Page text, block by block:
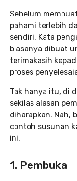
Sebelum
pahami terlebih
sendiri. Kata
biasanya dibuat
terimakasih
proses
Tak hanya itu, di
sekilas alasan
diharapkan. Nah,
contoh susunan
ini.
1. Pembuka